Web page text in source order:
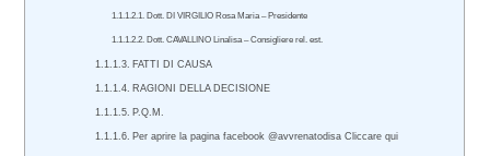
Dott. DI VIRGILIO Rosa Maria – Presidente
Dott. CAVALLINO Linalisa – Consigliere rel. est.
FATTI DI CAUSA
RAGIONI DELLA DECISIONE
P.Q.M.
Per aprire la pagina facebook @avvrenatodisa Cliccare qui